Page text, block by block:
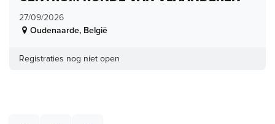
27/09/2026
Oudenaarde, België
Registraties nog niet open